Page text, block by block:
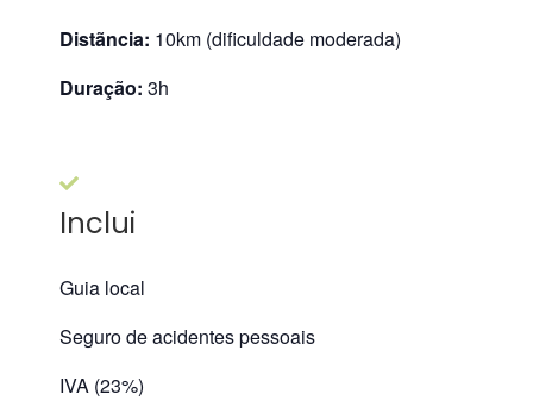
Distãncia: 10km (dificuldade moderada)
Duração: 3h
Inclui
Guia local
Seguro de acidentes pessoais
IVA (23%)